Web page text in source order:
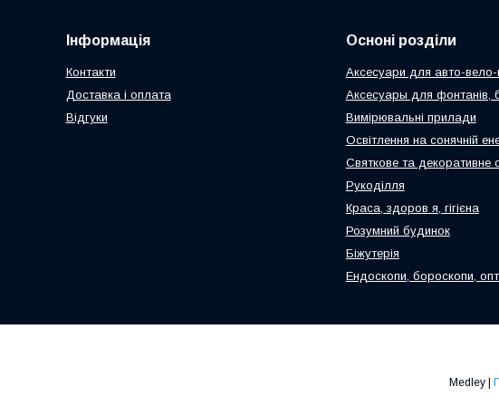
Інформація
Контакти
Доставка і оплата
Відгуки
Осноні розділи
Аксесуари для авто-
Аксесуары для фонтанів,
Вимірювальні прилади
Освітлення на сонячній
Святкове та декоративне
Рукоділля
Краса, здоров я, гігієна
Розумний будинок
Біжутерія
Ендоскопи, бороскопи,
Medley |